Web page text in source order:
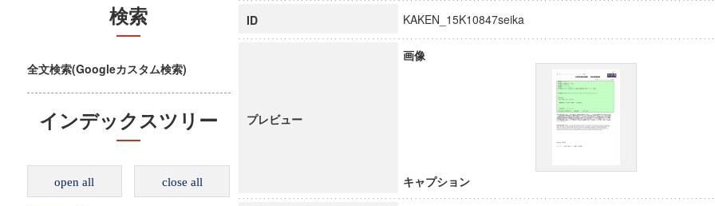
検索
全文検索(Googleカスタム検索)
インデックスツリー
open all close all
ID KAKEN_15K10847seika
プレビュー
画像
キャプション